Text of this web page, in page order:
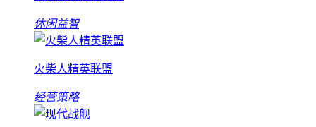
休闲益智
火柴人精英联盟
经营策略